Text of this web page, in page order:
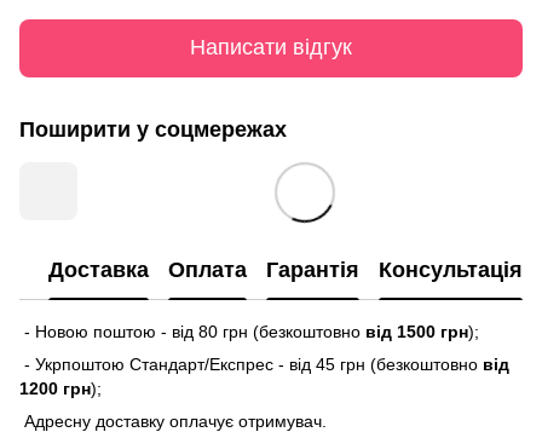
Написати відгук
Поширити у соцмережах
Доставка Оплата Гарантія Консультація
- Новою поштою - від 80 грн (безкоштовно від 1500 грн);
- Укрпоштою Стандарт/Експрес - від 45 грн (безкоштовно від
1200 грн);
Адресну доставку оплачує отримувач.